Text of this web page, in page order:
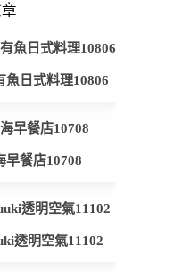
日式料理10806
餐店10708
透明空氣11102